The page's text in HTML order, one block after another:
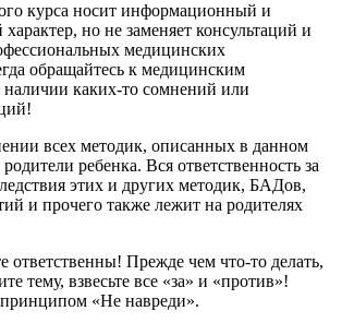
курса носит информационный и
но не заменяет консультаций и
медицинских
обращайтесь к медицинским
каких-то сомнений или
всех методик, описанных в данном
ребенка. Вся ответственность за
этих и других методик, БАДов,
и прочего также лежит на родителях
ответственны! Прежде чем что-то делать,
тему, взвесьте все «за» и «против»!
принципом «Не навреди».